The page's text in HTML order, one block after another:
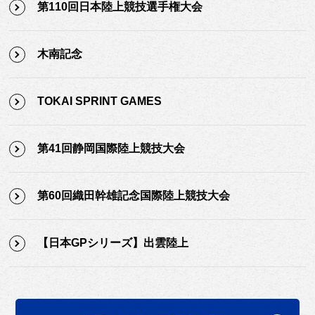
第110回日本陸上競技選手権大会
木南記念
TOKAI SPRINT GAMES
第41回静岡国際陸上競技大会
第60回織田幹雄記念国際陸上競技大会
【日本GPシリーズ】出雲陸上